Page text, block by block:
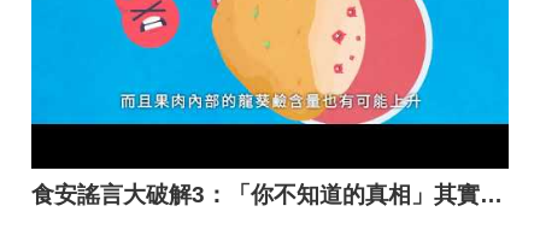
食安謠言大破解3：「你不知道的真相」其實是唬弄你？